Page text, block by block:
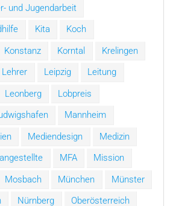
und Jugendarbeit
Kita
Koch
Konstanz Korntal
Krelingen
Lehrer Leipzig
Leitung
Leonberg
Lobpreis
Mannheim
Mediendesign
Medizin
MFA
Mission
Mosbach München
Münster
Nürnberg Oberösterreich